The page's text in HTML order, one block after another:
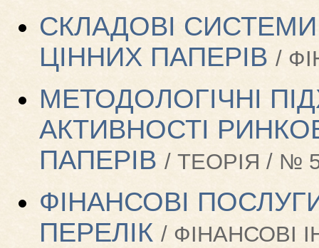
СКЛАДОВІ
ЦІННИХ ПАПЕРІВ /
МЕТОДОЛОГІЧНІ
АКТИВНОСТІ
ПАПЕРІВ / ТЕОРІЯ / №
ФІНАНСОВІ
ПЕРЕЛІК / ФІНАНСОВІ